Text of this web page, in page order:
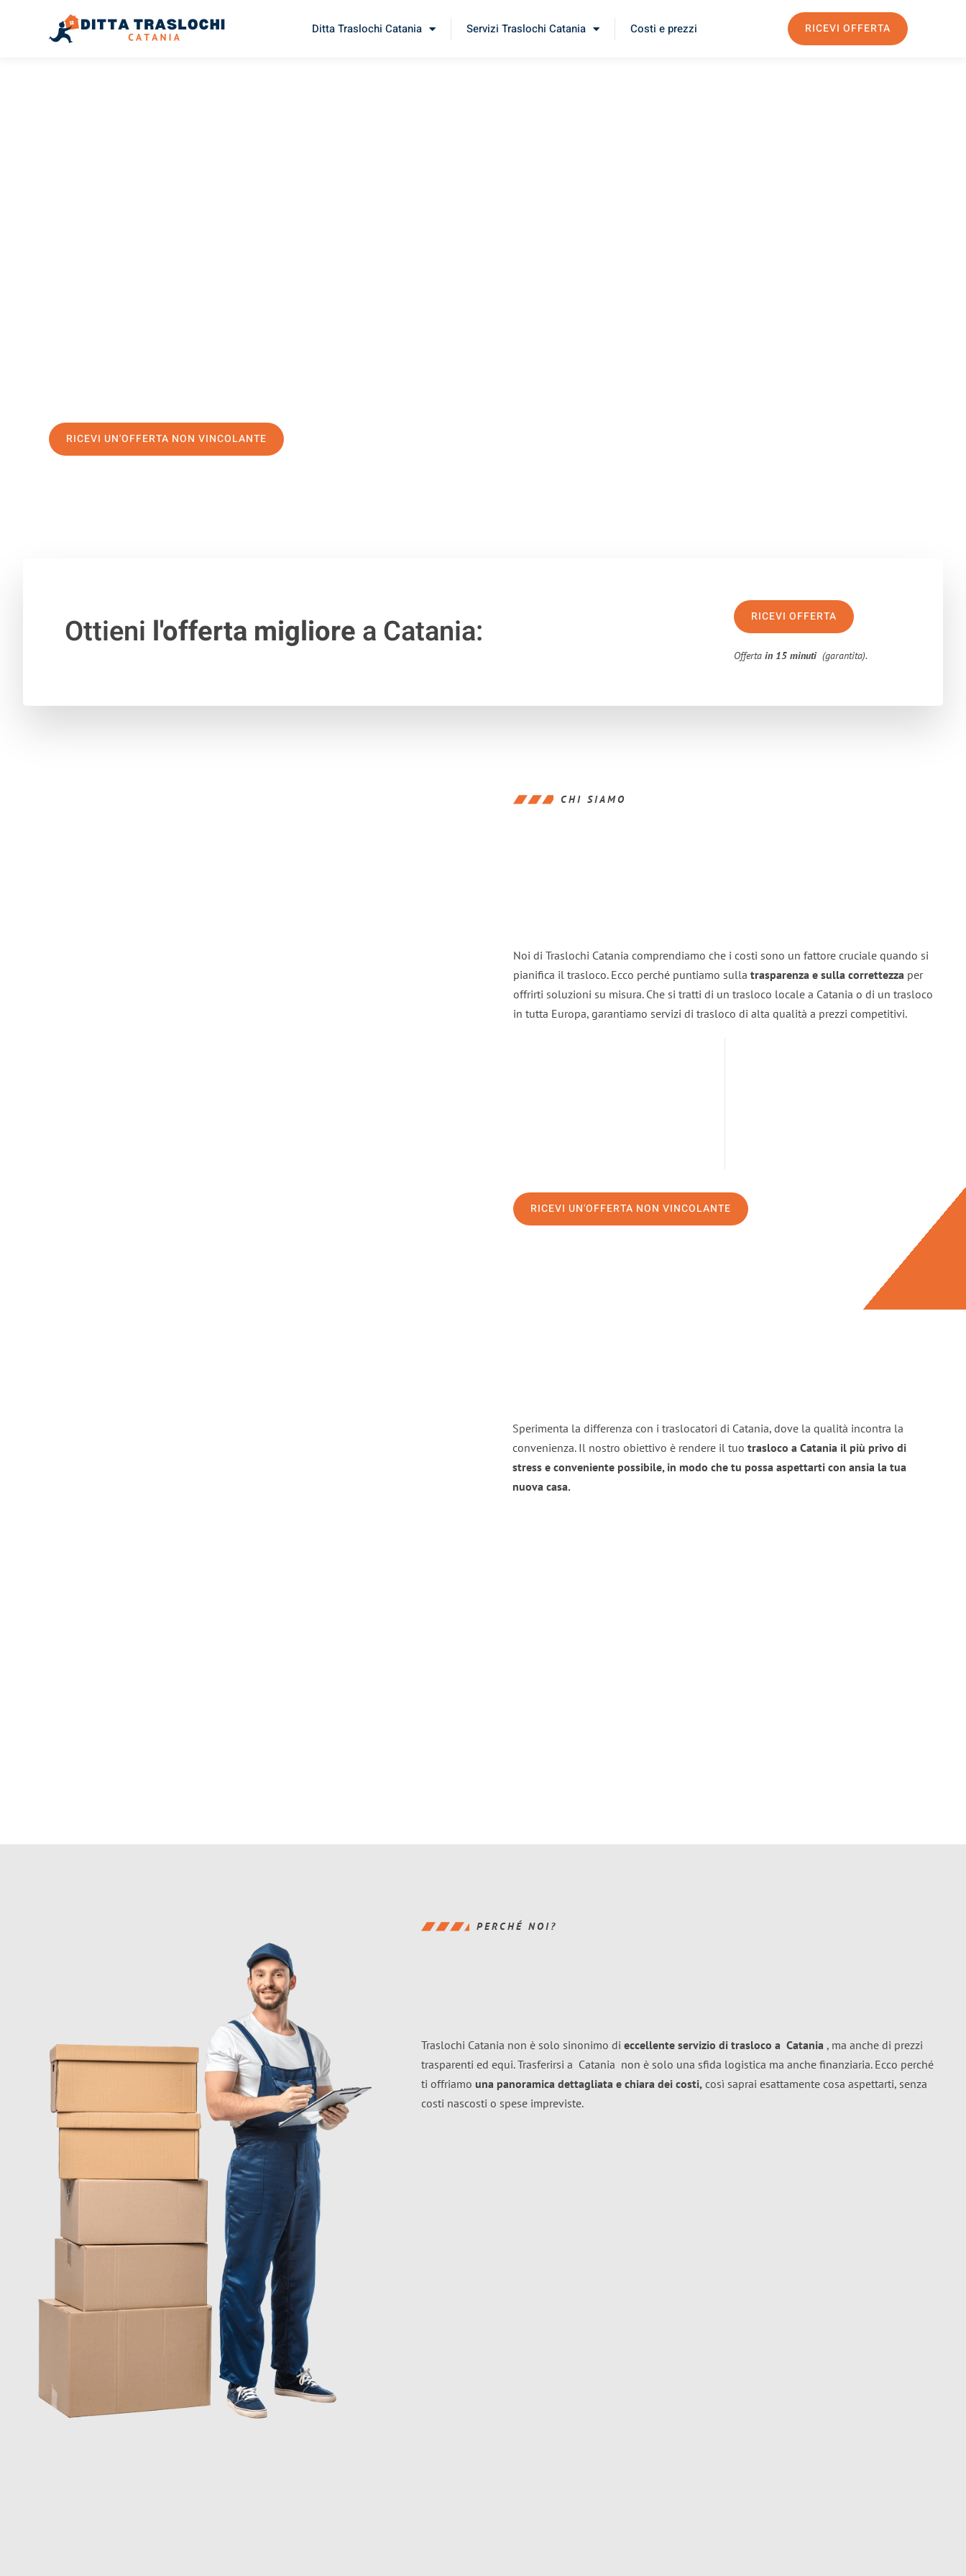
Ditta Traslochi Catania Servizi Traslochi Catania Costi e prezzi RICEVI OFFERTA
RICEVI UN'OFFERTA NON VINCOLANTE
Ottieni l'offerta migliorea Catania: RICEVI OFFERTA
Offertain 15 minuti (garantita).
CHI SIAMO
Noi di Traslochi Catania comprendiamo che i costi sono un fattore cruciale quando si
pianifica il trasloco. Ecco perché puntiamo sulla trasparenza e sulla correttezza per
offrirti soluzioni su misura. Che si tratti di un trasloco locale a Catania o di un trasloco
in tutta Europa, garantiamo servizi di trasloco di alta qualità a prezzi competitivi.
RICEVI UN'OFFERTA NON VINCOLANTE
Sperimenta la differenza con i traslocatori di Catania, dove la qualità incontra la
convenienza. Il nostro obiettivo è rendere il tuo trasloco a Catania il più privo di
stress e conveniente possibile, in modo che tu possa aspettarti con ansia la tua
nuova casa.
PERCHÉ NOI?
Traslochi Catania non è solo sinonimo di eccellente servizio di trasloco a Catania , ma anche di prezzi
trasparenti ed equi. Trasferirsi a Catania non è solo una sfida logistica ma anche finanziaria. Ecco perché
ti offriamo una panoramica dettagliata e chiara dei costi, così saprai esattamente cosa aspettarti, senza
costi nascosti o spese impreviste.